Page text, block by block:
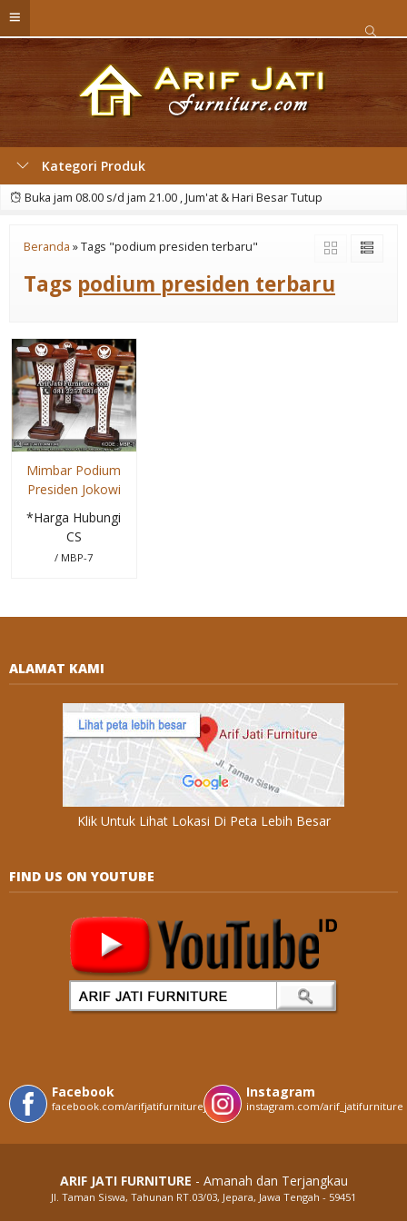
Kategori Produk
Buka jam 08.00 s/d jam 21.00 , Jum'at & Hari Besar Tutup
Beranda »Tags "podium presiden terbaru"
Tags podium presiden terbaru
Mimbar Podium
Presiden Jokowi
*Harga Hubungi
CS
/ MBP-7
ALAMAT KAMI
Klik Untuk Lihat Lokasi Di Peta Lebih Besar
FIND US ON YOUTUBE
Facebook
facebook.com/arifjatifurniturejepara
Instagram
instagram.com/arif_jatifurniture
ARIF JATI FURNITURE - Amanah dan Terjangkau
Jl. Taman Siswa, Tahunan RT.03/03, Jepara, Jawa Tengah - 59451